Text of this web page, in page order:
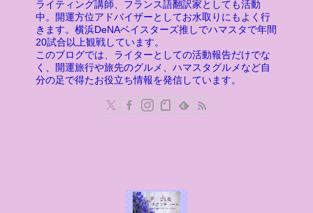
ライティング講師、フランス語翻訳家としても活動
中。開運方位アドバイザーとしてお水取りにもよく行
きます。横浜DeNAベイスターズ推しでハマスタで年間
20試合以上観戦しています。
このブログでは、ライターとしての活動報告だけでな
く、開運旅行や旅先のグルメ、ハマスタグルメなど自
分の足で得たお役立ち情報を発信しています。